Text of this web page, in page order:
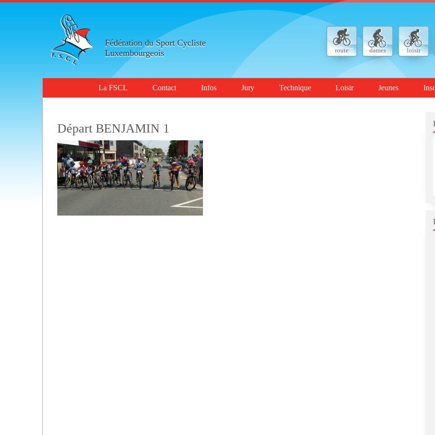
Fédération du Sport Cycliste
Luxembourgeois
route dames loisir
La FSCL Contact Infos Jury Technique Loisir Jeunes
Départ BENJAMIN 1